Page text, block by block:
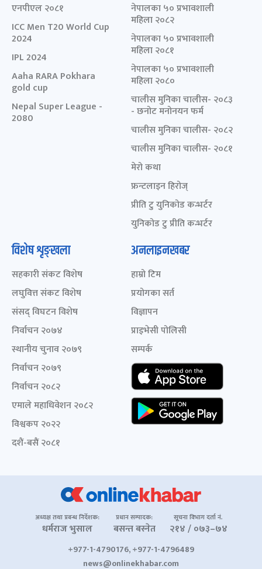
एनपीएल २०८१
ICC Men T20 World Cup
2024
IPL 2024
Aaha RARA Pokhara
gold cup
Nepal Super League -
2080
नेपालका ५० प्रभावशाली
महिला २०८२
नेपालका ५० प्रभावशाली
महिला २०८१
नेपालका ५० प्रभावशाली
महिला २०८०
चालीस मुनिका चालीस- २०८३
- छनोट मनोनयन फर्म
चालीस मुनिका चालीस- २०८२
चालीस मुनिका चालीस- २०८१
मेरो कथा
फ्रन्टलाइन हिरोज्
प्रीति टु युनिकोड कन्भर्टर
युनिकोड टु प्रीति कन्भर्टर
विशेष शृङ्खला
सहकारी संकट विशेष
लघुवित्त संकट विशेष
संसद् विघटन विशेष
निर्वाचन २०७४
स्थानीय चुनाव २०७९
निर्वाचन २०७९
निर्वाचन २०८२
एमाले महाधिवेशन २०८२
विश्वकप २०२२
दशैं-बसैं २०८१
अनलाइनखबर
हाम्रो टिम
प्रयोगका सर्त
विज्ञापन
प्राइभेसी पोलिसी
सम्पर्क
अध्यक्ष तथा प्रबन्ध निर्देशक:
धर्मराज भुसाल
प्रधान सम्पादक:
बसन्त बस्नेत
सूचना विभाग दर्ता नं.
२१४ / ०७३–७४
+977-1-4790176, +977-1-4796489
news@onlinekhabar.com